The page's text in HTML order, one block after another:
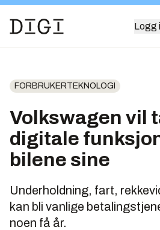
Logg
FORBRUKERTEKNOLOGI
Volkswagen vil
digitale
bilene sine
Underholdning, fart,
kan bli vanlige
noen få år.